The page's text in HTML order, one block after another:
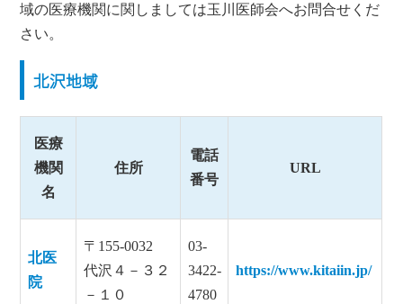
域の医療機関に関しましては玉川医師会へお問合せくだ
さい。
北沢地域
医療
機関
名
住所
電話
番号
URL
北医
院
〒155-0032
代沢４－３２
－１０
03-
3422-
4780
https://www.kitaiin.jp/